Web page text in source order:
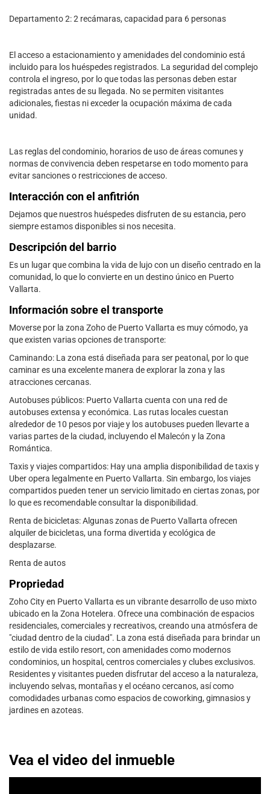
Departamento 2: 2 recámaras, capacidad para 6 personas
El acceso a estacionamiento y amenidades del condominio está
incluido para los huéspedes registrados. La seguridad del complejo
controla el ingreso, por lo que todas las personas deben estar
registradas antes de su llegada. No se permiten visitantes
adicionales, fiestas ni exceder la ocupación máxima de cada
unidad.
Las reglas del condominio, horarios de uso de áreas comunes y
normas de convivencia deben respetarse en todo momento para
evitar sanciones o restricciones de acceso.
Interacción con el anfitrión
Dejamos que nuestros huéspedes disfruten de su estancia, pero
siempre estamos disponibles si nos necesita.
Descripción del barrio
Es un lugar que combina la vida de lujo con un diseño centrado en la
comunidad, lo que lo convierte en un destino único en Puerto
Vallarta.
Información sobre el transporte
Moverse por la zona Zoho de Puerto Vallarta es muy cómodo, ya
que existen varias opciones de transporte:
Caminando: La zona está diseñada para ser peatonal, por lo que
caminar es una excelente manera de explorar la zona y las
atracciones cercanas.
Autobuses públicos: Puerto Vallarta cuenta con una red de
autobuses extensa y económica. Las rutas locales cuestan
alrededor de 10 pesos por viaje y los autobuses pueden llevarte a
varias partes de la ciudad, incluyendo el Malecón y la Zona
Romántica.
Taxis y viajes compartidos: Hay una amplia disponibilidad de taxis y
Uber opera legalmente en Puerto Vallarta. Sin embargo, los viajes
compartidos pueden tener un servicio limitado en ciertas zonas, por
lo que es recomendable consultar la disponibilidad.
Renta de bicicletas: Algunas zonas de Puerto Vallarta ofrecen
alquiler de bicicletas, una forma divertida y ecológica de
desplazarse.
Renta de autos
Propriedad
Zoho City en Puerto Vallarta es un vibrante desarrollo de uso mixto
ubicado en la Zona Hotelera. Ofrece una combinación de espacios
residenciales, comerciales y recreativos, creando una atmósfera de
"ciudad dentro de la ciudad". La zona está diseñada para brindar un
estilo de vida estilo resort, con amenidades como modernos
condominios, un hospital, centros comerciales y clubes exclusivos.
Residentes y visitantes pueden disfrutar del acceso a la naturaleza,
incluyendo selvas, montañas y el océano cercanos, así como
comodidades urbanas como espacios de coworking, gimnasios y
jardines en azoteas.
Vea el video del inmueble